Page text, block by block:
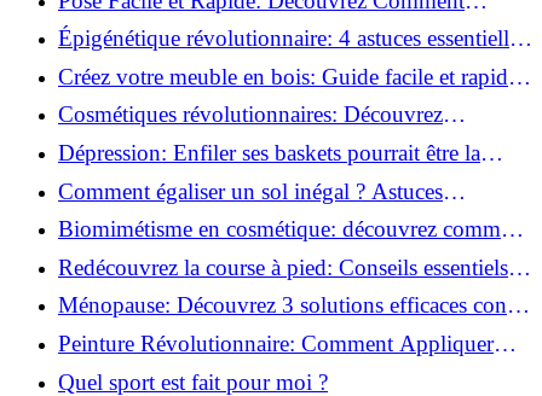
Monter des Carreaux de Béton Cellulaire!
Épigénétique révolutionnaire: 4 astuces essentielles
pour transformer votre bien-être!
Créez votre meuble en bois: Guide facile et rapide
pour débutants!
Cosmétiques révolutionnaires: Découvrez
comment les fermes verticales transforment la
beauté!
Dépression: Enfiler ses baskets pourrait être la
solution!
Comment égaliser un sol inégal ? Astuces
infaillibles pour réussir !
Biomimétisme en cosmétique: découvrez comment
la nature inspire l'avenir des soins beauté!
Redécouvrez la course à pied: Conseils essentiels
pour reprendre!
Ménopause: Découvrez 3 solutions efficaces contre
les bouffées de chaleur!
Peinture Révolutionnaire: Comment Appliquer
Deux Couleurs Sur Une Porte!
Quel sport est fait pour moi ?